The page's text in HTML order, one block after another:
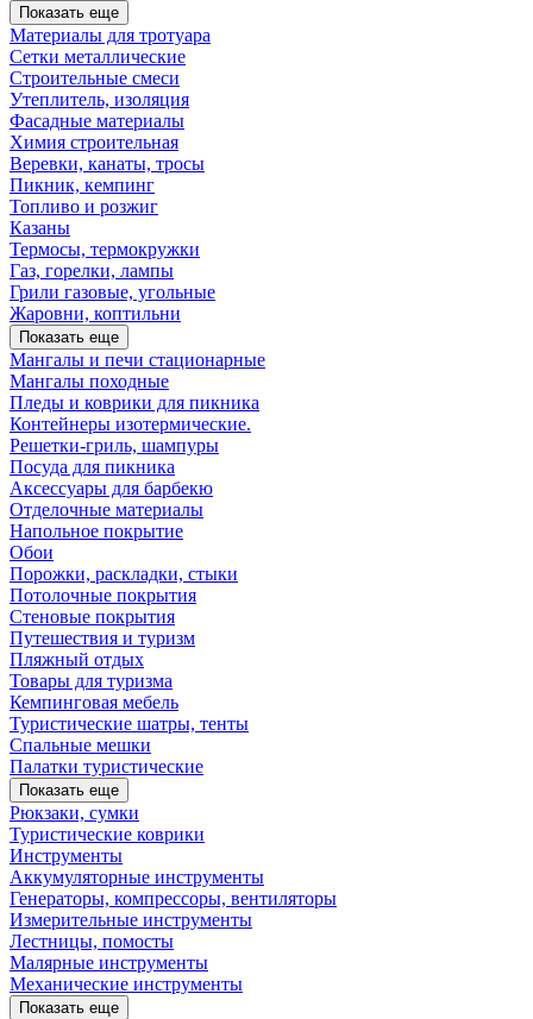
Показать еще
Материалы для тротуара
Сетки металлические
Строительные смеси
Утеплитель, изоляция
Фасадные материалы
Химия строительная
Веревки, канаты, тросы
Пикник, кемпинг
Топливо и розжиг
Казаны
Термосы, термокружки
Газ, горелки, лампы
Грили газовые, угольные
Жаровни, коптильни
Показать еще
Мангалы и печи стационарные
Мангалы походные
Пледы и коврики для пикника
Контейнеры изотермические.
Решетки-гриль, шампуры
Посуда для пикника
Аксессуары для барбекю
Отделочные материалы
Напольное покрытие
Обои
Порожки, раскладки, стыки
Потолочные покрытия
Стеновые покрытия
Путешествия и туризм
Пляжный отдых
Товары для туризма
Кемпинговая мебель
Туристические шатры, тенты
Спальные мешки
Палатки туристические
Показать еще
Рюкзаки, сумки
Туристические коврики
Инструменты
Аккумуляторные инструменты
Генераторы, компрессоры, вентиляторы
Измерительные инструменты
Лестницы, помосты
Малярные инструменты
Механические инструменты
Показать еще